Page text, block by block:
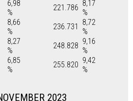
6,98
%
221.786 8,17
%
8,66
%
236.731
8,72
%
8,27
%
248.828 9,16
%
6,85
%
255.820 9,42
%
2023